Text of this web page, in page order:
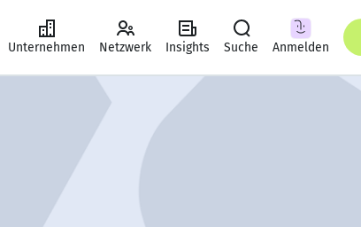
Unternehmen Netzwerk Insights Suche Anmelden